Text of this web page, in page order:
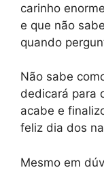
carinho
e que não
quando
Não sabe
dedicará para
acabe e
feliz dia dos
Mesmo em